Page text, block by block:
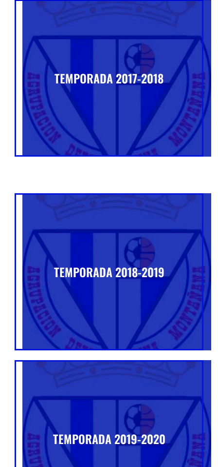
TEMPORADA 2017-2018
TEMPORADA 2018-2019
TEMPORADA 2019-2020